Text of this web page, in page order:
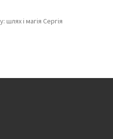
шлях і магія Сергія